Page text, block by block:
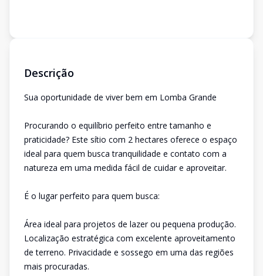
Descrição
Sua oportunidade de viver bem em Lomba Grande
Procurando o equilíbrio perfeito entre tamanho e
praticidade? Este sítio com 2 hectares oferece o espaço
ideal para quem busca tranquilidade e contato com a
natureza em uma medida fácil de cuidar e aproveitar.
É o lugar perfeito para quem busca:
Área ideal para projetos de lazer ou pequena produção.
Localização estratégica com excelente aproveitamento
de terreno. Privacidade e sossego em uma das regiões
mais procuradas.